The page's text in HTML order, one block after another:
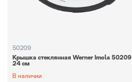
50209
Крышка стеклянная Werner Imola 50209
24 см
В наличии